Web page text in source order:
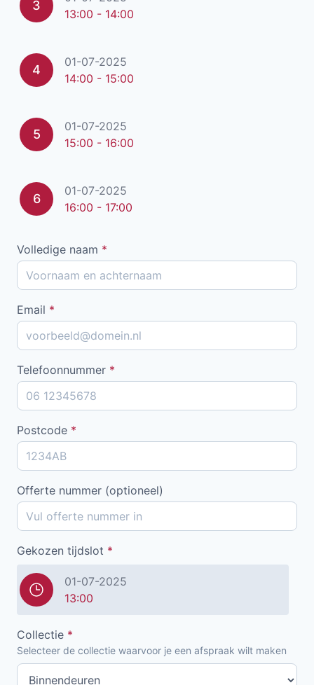
3
13:00 - 14:00
4
01-07-2025
14:00 - 15:00
5
01-07-2025
15:00 - 16:00
6
01-07-2025
16:00 - 17:00
Volledige naam *
Email *
Telefoonnummer *
Postcode *
Offerte nummer (optioneel)
Gekozen tijdslot *
01-07-2025
13:00
Collectie *
Selecteer de collectie waarvoor je een afspraak wilt maken